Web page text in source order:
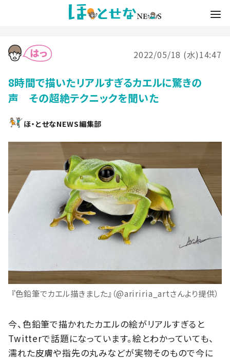
2022/05/18 (水)14:47
8時間で描いたリアルすぎるカエルに驚きの
声 その超絶テクニックを聞いた
ほ・とせなNEWS編集部
『色鉛筆でカエル描きました』（@aririria_artさんより提供）
今、色鉛筆で描かれたカエルの絵がリアルすぎると
Twitterで話題になっています。絵とわかっていても、
濡れた皮膚や指先の丸みなどが実物そのもので今に